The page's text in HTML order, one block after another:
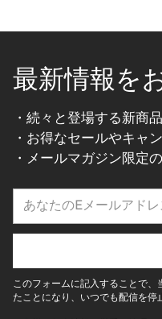
最新情報を
・続々と登場する新商
・お得なセールやキャ
・メールマガジン限定
メ
ー
このフォームに記入することで、
たことになり、いつでも配信を停